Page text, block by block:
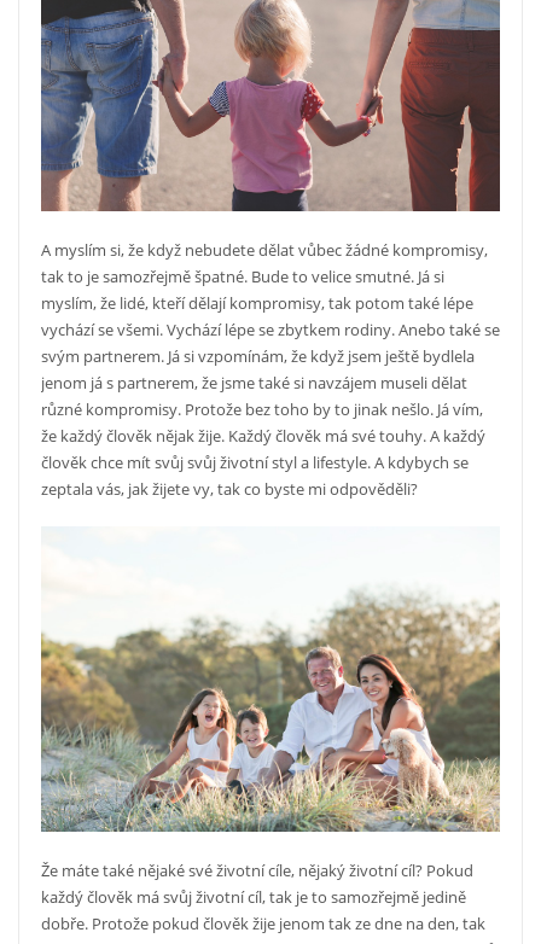
A myslím si, že když nebudete dělat vůbec žádné kompromisy,
tak to je samozřejmě špatné. Bude to velice smutné. Já si
myslím, že lidé, kteří dělají kompromisy, tak potom také lépe
vychází se všemi. Vychází lépe se zbytkem rodiny. Anebo také se
svým partnerem. Já si vzpomínám, že když jsem ještě bydlela
jenom já s partnerem, že jsme také si navzájem museli dělat
různé kompromisy. Protože bez toho by to jinak nešlo. Já vím,
že každý člověk nějak žije. Každý člověk má své touhy. A každý
člověk chce mít svůj svůj životní styl a lifestyle. A kdybych se
zeptala vás, jak žijete vy, tak co byste mi odpověděli?
Že máte také nějaké své životní cíle, nějaký životní cíl? Pokud
každý člověk má svůj životní cíl, tak je to samozřejmě jedině
dobře. Protože pokud člověk žije jenom tak ze dne na den, tak